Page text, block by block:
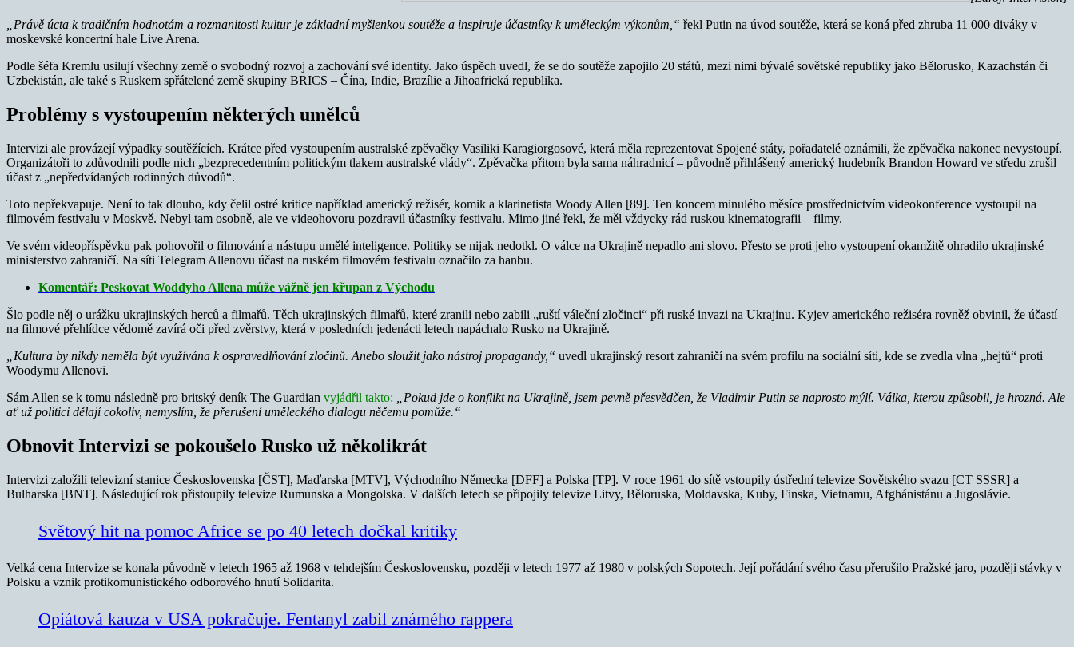
„Právě úcta k tradičním hodnotám a rozmanitosti kultur je základní myšlenkou soutěže a inspiruje účastníky k uměleckým výkonům,“ řekl Putin na úvod soutěže, která se koná před zhruba 11 000 diváky v
moskevské koncertní hale Live Arena.
Podle šéfa Kremlu usilují všechny země o svobodný rozvoj a zachování své identity. Jako úspěch uvedl, že se do soutěže zapojilo 20 států, mezi nimi bývalé sovětské republiky jako Bělorusko, Kazachstán či
Uzbekistán, ale také s Ruskem spřátelené země skupiny BRICS – Čína, Indie, Brazílie a Jihoafrická republika.
Problémy s vystoupením některých umělců
Intervizi ale provázejí výpadky soutěžících. Krátce před vystoupením australské zpěvačky Vasiliki Karagiorgosové, která měla reprezentovat Spojené státy, pořadatelé oznámili, že zpěvačka nakonec nevystoupí.
Organizátoři to zdůvodnili podle nich „bezprecedentním politickým tlakem australské vlády“. Zpěvačka přitom byla sama náhradnicí – původně přihlášený americký hudebník Brandon Howard ve středu zrušil
účast z „nepředvídaných rodinných důvodů“.
Toto nepřekvapuje. Není to tak dlouho, kdy čelil ostré kritice například americký režisér, komik a klarinetista Woody Allen [89]. Ten koncem minulého měsíce prostřednictvím videokonference vystoupil na
filmovém festivalu v Moskvě. Nebyl tam osobně, ale ve videohovoru pozdravil účastníky festivalu. Mimo jiné řekl, že měl vždycky rád ruskou kinematografii – filmy.
Ve svém videopříspěvku pak pohovořil o filmování a nástupu umělé inteligence. Politiky se nijak nedotkl. O válce na Ukrajině nepadlo ani slovo. Přesto se proti jeho vystoupení okamžitě ohradilo ukrajinské
ministerstvo zahraničí. Na síti Telegram Allenovu účast na ruském filmovém festivalu označilo za hanbu.
Komentář: Peskovat Woddyho Allena může vážně jen křupan z Východu
Šlo podle něj o urážku ukrajinských herců a filmařů. Těch ukrajinských filmařů, které zranili nebo zabili „ruští váleční zločinci“ při ruské invazi na Ukrajinu. Kyjev amerického režiséra rovněž obvinil, že účastí
na filmové přehlídce vědomě zavírá oči před zvěrstvy, která v posledních jedenácti letech napáchalo Rusko na Ukrajině.
„Kultura by nikdy neměla být využívána k ospravedlňování zločinů. Anebo sloužit jako nástroj propagandy,“ uvedl ukrajinský resort zahraničí na svém profilu na sociální síti, kde se zvedla vlna „hejtů“ proti
Woodymu Allenovi.
Sám Allen se k tomu následně pro britský deník The Guardian vyjádřil takto:
„Pokud jde o konflikt na Ukrajině, jsem pevně přesvědčen, že Vladimir Putin se naprosto mýlí. Válka, kterou způsobil, je hrozná. Ale
ať už politici dělají cokoliv, nemyslím, že přerušení uměleckého dialogu něčemu pomůže.“
Obnovit Intervizi se pokoušelo Rusko už několikrát
Intervizi založili televizní stanice Československa [ČST], Maďarska [MTV], Východního Německa [DFF] a Polska [TP]. V roce 1961 do sítě vstoupily ústřední televize Sovětského svazu [CT SSSR] a
Bulharska [BNT]. Následující rok přistoupily televize Rumunska a Mongolska. V dalších letech se připojily televize Litvy, Běloruska, Moldavska, Kuby, Finska, Vietnamu, Afghánistánu a Jugoslávie.
Světový hit na pomoc Africe se po 40 letech dočkal kritiky
Velká cena Intervize se konala původně v letech 1965 až 1968 v tehdejším Československu, později v letech 1977 až 1980 v polských Sopotech. Její pořádání svého času přerušilo Pražské jaro, později stávky v
Polsku a vznik protikomunistického odborového hnutí Solidarita.
Opiátová kauza v USA pokračuje. Fentanyl zabil známého rappera